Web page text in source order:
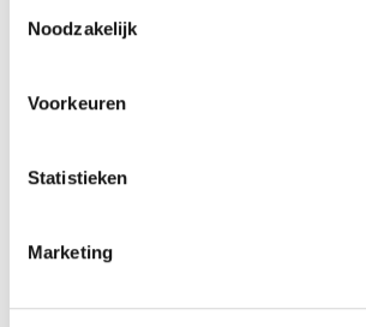
Noodzakelijk
Voorkeuren
Statistieken
Marketing
Adresse